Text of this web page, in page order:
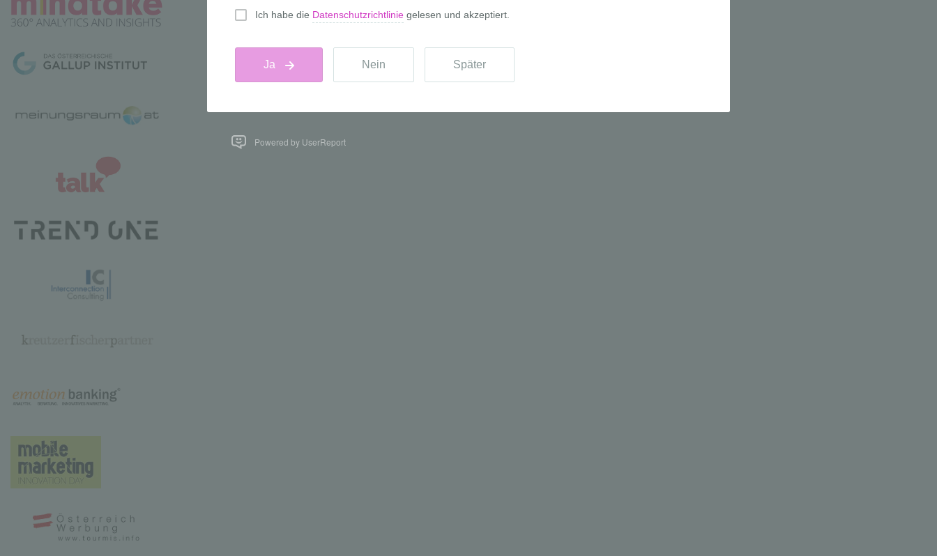
Powered by UserReport